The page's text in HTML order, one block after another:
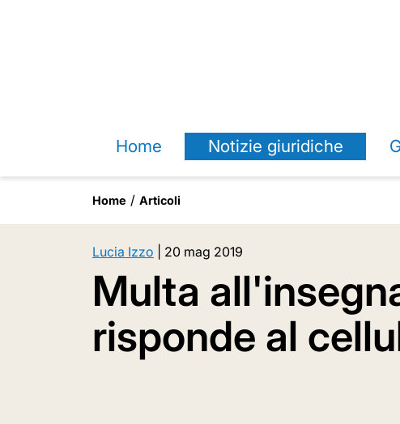
Home Notizie giuridiche
Home Articoli
Lucia Izzo 20 mag 2019
Multa
risponde al